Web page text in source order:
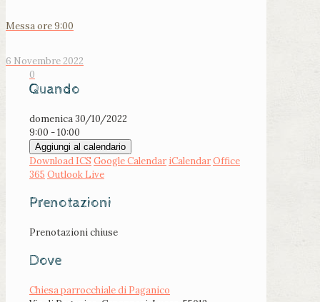
Messa ore 9:00
6 Novembre 2022
0
Quando
domenica 30/10/2022
9:00 - 10:00
Aggiungi al calendario
Download ICS Google Calendar iCalendarOffice
365 Outlook Live
Prenotazioni
Prenotazioni chiuse
Dove
Chiesa parrocchiale di Paganico